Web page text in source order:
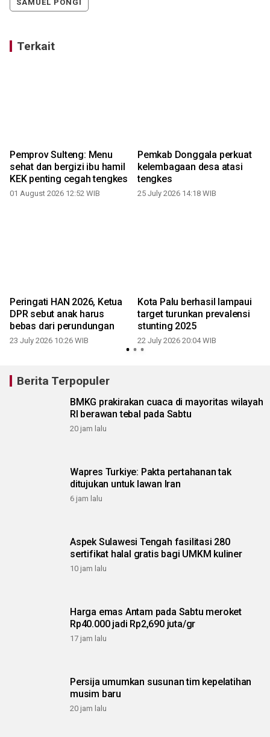
SAMUEL PONGI
Terkait
Pemprov Sulteng: Menu
sehat dan bergizi ibu hamil
KEK penting cegah tengkes
01 August 2026 12:52 WIB
Pemkab Donggala perkuat
kelembagaan desa atasi
tengkes
25 July 2026 14:18 WIB
Peringati HAN 2026, Ketua
DPR sebut anak harus
bebas dari perundungan
23 July 2026 10:26 WIB
Kota Palu berhasil lampaui
target turunkan prevalensi
stunting 2025
22 July 2026 20:04 WIB
Berita Terpopuler
BMKG prakirakan cuaca di mayoritas wilayah
RI berawan tebal pada Sabtu
20 jam lalu
Wapres Turkiye: Pakta pertahanan tak
ditujukan untuk lawan Iran
6 jam lalu
Aspek Sulawesi Tengah fasilitasi 280
sertifikat halal gratis bagi UMKM kuliner
10 jam lalu
Harga emas Antam pada Sabtu meroket
Rp40.000 jadi Rp2,690 juta/gr
17 jam lalu
Persija umumkan susunan tim kepelatihan
musim baru
20 jam lalu